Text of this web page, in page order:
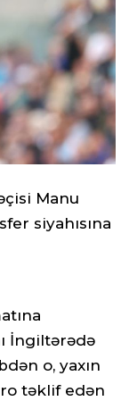
Manu
siyahısına
İngiltərədə
o, yaxın
təklif edən